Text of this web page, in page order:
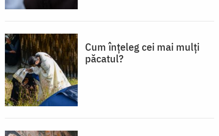
Cum înțeleg cei mai mulți
păcatul?